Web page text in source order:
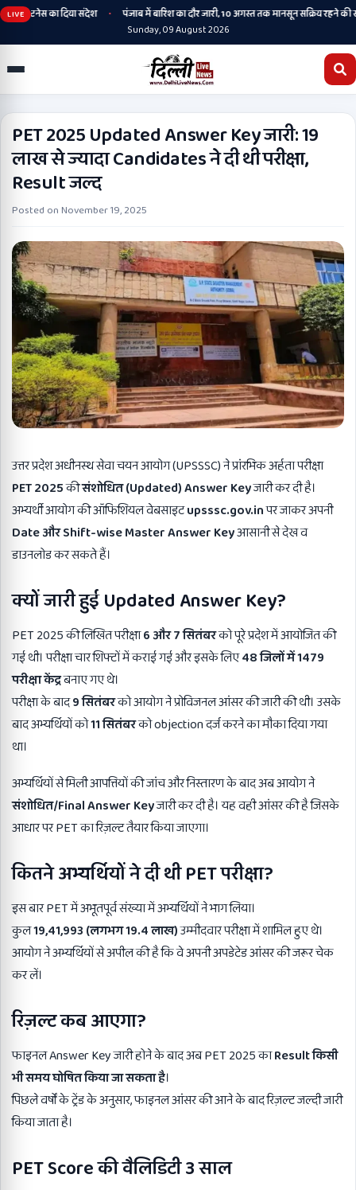
LIVE
फिटनेस का दिया संदेश •
पंजाब में बारिश का दौर जारी, 10 अगस्त तक मानसून सक्रिय रहने की
Sunday, 09 August 2026
PET 2025 Updated Answer Key जारी: 19
लाख से ज्यादा Candidates ने दी थी परीक्षा,
Result जल्द
Posted onNovember 19, 2025
उत्तर प्रदेश अधीनस्थ सेवा चयन आयोग (UPSSSC) ने प्रांरभिक अर्हता परीक्षा
PET 2025कीसंशोधित (Updated) Answer Keyजारी कर दी है।
अभ्यर्थी आयोग की ऑफिशियल वेबसाइटupsssc.gov.inपर जाकर अपनी
Dateऔर Shift-wise Master Answer Keyआसानी से देख व
डाउनलोड कर सकते हैं।
क्यों जारी हुईUpdated Answer Key?
PET 2025 की लिखित परीक्षा6 और 7सितंबरको पूरे प्रदेश में आयोजित की
गई थी। परीक्षा चार शिफ्टों में कराई गई और इसके लिए48जिलों में 1479
परीक्षा केंद्रबनाए गए थे।
परीक्षा के बाद9सितंबरको आयोग ने प्रोविजनल आंसर की जारी की थी। उसके
बाद अभ्यर्थियों को11सितंबरको objection दर्ज करने का मौका दिया गया
था।
अभ्यर्थियों से मिली आपत्तियों की जांच और निस्तारण के बाद अब आयोग ने
संशोधित/Final Answer Keyजारी कर दी है। यह वही आंसर की है जिसके
आधार पर PET का रिज़ल्ट तैयार किया जाएगा।
कितने अभ्यर्थियों ने दी थीPETपरीक्षा?
इस बार PET में अभूतपूर्व संख्या में अभ्यर्थियों ने भाग लिया।
कुल19,41,993 (लगभग 19.4लाख)उम्मीदवार परीक्षा में शामिल हुए थे।
आयोग ने अभ्यर्थियों से अपील की है कि वे अपनी अपडेटेड आंसर की जरूर चेक
कर लें।
रिज़ल्ट कब आएगा?
फाइनल Answer Key जारी होने के बाद अब PET 2025 काResultकिसी
भी समय घोषित किया जा सकता है।
पिछले वर्षों के ट्रेंड के अनुसार, फाइनल आंसर की आने के बाद रिज़ल्ट जल्दी जारी
किया जाता है।
PET Scoreकी वैलिडिटी3साल